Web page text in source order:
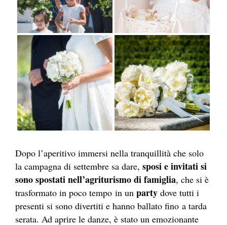
Dopo l’aperitivo immersi nella tranquillità che solo
la campagna di settembre sa dare, sposi e invitati si
sono spostati nell’agriturismo di famiglia, che si è
trasformato in poco tempo in un party dove tutti i
presenti si sono divertiti e hanno ballato fino a tarda
serata. Ad aprire le danze, è stato un emozionante